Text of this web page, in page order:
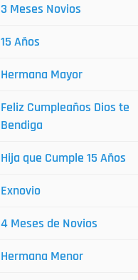
3 Meses Novios
15 Años
Hermana Mayor
Feliz Cumpleaños Dios te
Bendiga
Hija que Cumple 15 Años
Exnovio
4 Meses de Novios
Hermana Menor